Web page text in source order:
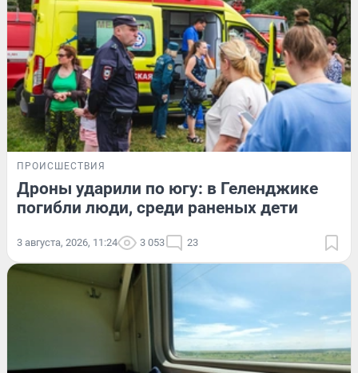
ПРОИСШЕСТВИЯ
Дроны ударили по югу: в Геленджике
погибли люди, среди раненых дети
3 августа, 2026, 11:24 3 053 23